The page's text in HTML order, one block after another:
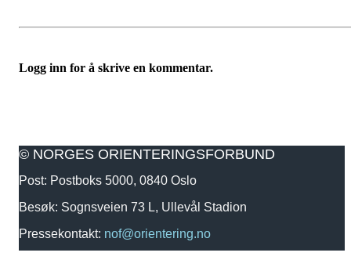
Logg inn for å skrive en kommentar.
© NORGES ORIENTERINGSFORBUND
Post: Postboks 5000, 0840 Oslo
Besøk: Sognsveien 73 L, Ullevål Stadion
Pressekontakt: nof@orientering.no